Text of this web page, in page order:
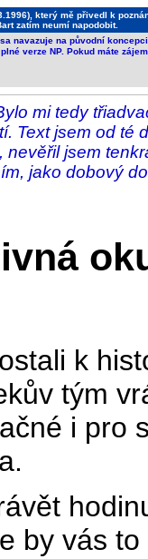
který mě přivedl k
zatím neumí napodobit.
navazuje na původní
verze NP. Pokud máte
mi tedy
Text jsem od té
jsem
jako dobový
k
tým
i pro
by vás